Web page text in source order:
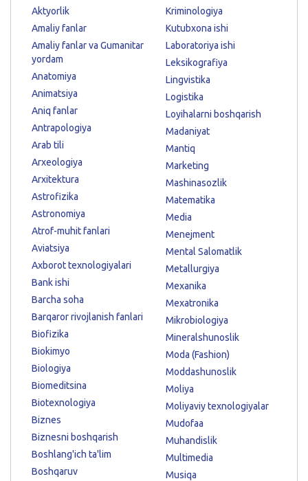
Aktyorlik
Amaliy fanlar
Amaliy fanlar va Gumanitar
yordam
Anatomiya
Animatsiya
Aniq fanlar
Antrapologiya
Arab tili
Arxeologiya
Arxitektura
Astrofizika
Astronomiya
Atrof-muhit fanlari
Aviatsiya
Axborot texnologiyalari
Bank ishi
Barcha soha
Barqaror rivojlanish fanlari
Biofizika
Biokimyo
Biologiya
Biomeditsina
Biotexnologiya
Biznes
Biznesni boshqarish
Boshlang'ich ta'lim
Boshqaruv
Kriminologiya
Kutubxona ishi
Laboratoriya ishi
Leksikografiya
Lingvistika
Logistika
Loyihalarni boshqarish
Madaniyat
Mantiq
Marketing
Mashinasozlik
Matematika
Media
Menejment
Mental Salomatlik
Metallurgiya
Mexanika
Mexatronika
Mikrobiologiya
Mineralshunoslik
Moda (Fashion)
Moddashunoslik
Moliya
Moliyaviy texnologiyalar
Mudofaa
Muhandislik
Multimedia
Musiqa